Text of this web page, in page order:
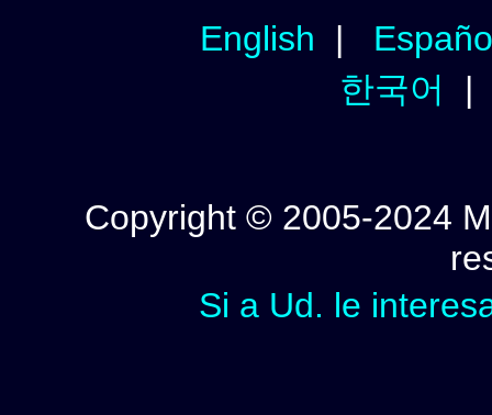
English |
한국어
Copyright © 2005-2024
Si a Ud. le